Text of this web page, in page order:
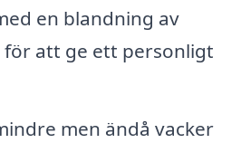
en blandning av
att ge ett personligt
men ändå vacker